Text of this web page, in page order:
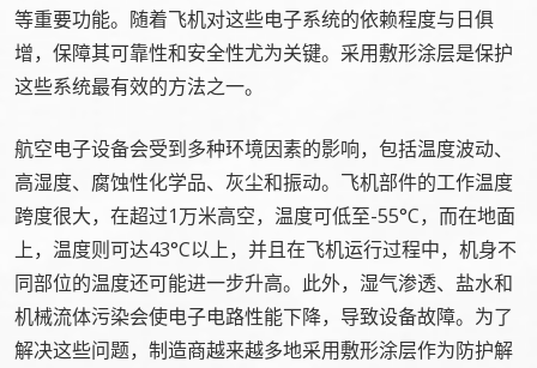
等重要功能‌。随着飞机对这些电子系统的依赖程度与日俱
增，保障其可靠性和安全性尤为关键‌。采用敷形涂层是保护
这些系统最有效的方法之一。
航空电子设备会受到多种环境因素的影响，包括温度波动、
高湿度、腐蚀性化学品、灰尘和振动。飞机部件的工作温度
跨度很大，在超过1万米高空，温度可低至-55°C，而在地面
上，温度则可达43°C以上，并且在飞机运行过程中，机身不
同部位的温度还可能进一步升高。此外，湿气渗透、盐水和
机械流体污染会使电子电路性能下降，导致设备故障。为了
解决这些问题，制造商越来越多地采用敷形涂层作为防护解